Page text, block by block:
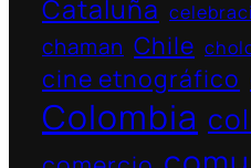
Cataluña
chaman Chile
cine etnográfico
Colombia